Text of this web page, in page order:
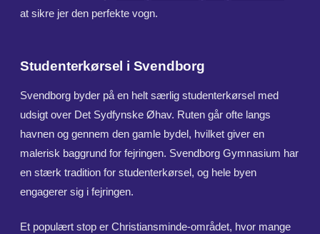
at sikre jer den perfekte vogn.
Studenterkørsel i Svendborg
Svendborg byder på en helt særlig studenterkørsel med
udsigt over Det Sydfynske Øhav. Ruten går ofte langs
havnen og gennem den gamle bydel, hvilket giver en
malerisk baggrund for fejringen. Svendborg Gymnasium har
en stærk tradition for studenterkørsel, og hele byen
engagerer sig i fejringen.
Et populært stop er Christiansminde-området, hvor mange